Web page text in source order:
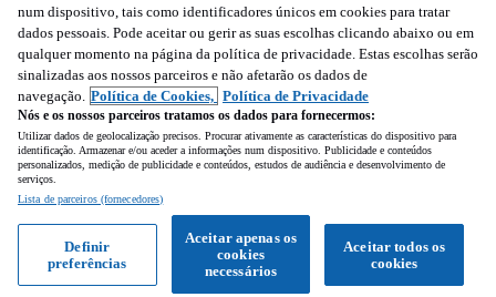
Mensagem
Ligar
Experimenta a aplicação
num dispositivo, tais como identificadores únicos em cookies para tratar
dados pessoais. Pode aceitar ou gerir as suas escolhas clicando abaixo ou em
qualquer momento na página da política de privacidade. Estas escolhas serão
sinalizadas aos nossos parceiros e não afetarão os dados de
navegação. Política de Cookies, Política de Privacidade
Nós e os nossos parceiros tratamos os dados para fornecermos:
Utilizar dados de geolocalização precisos. Procurar ativamente as características do dispositivo para
identificação. Armazenar e/ou aceder a informações num dispositivo. Publicidade e conteúdos
personalizados, medição de publicidade e conteúdos, estudos de audiência e desenvolvimento de
serviços.
Lista de parceiros (fornecedores)
Aceitar todos os
cookies
Aceitar apenas os
cookies
necessários
Definir
preferências